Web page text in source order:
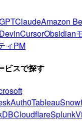
ClaudeAmazon
DevinCursorObsidian
ィPM
ビスで探す
Auth0Tableau
CloudflareSplunk